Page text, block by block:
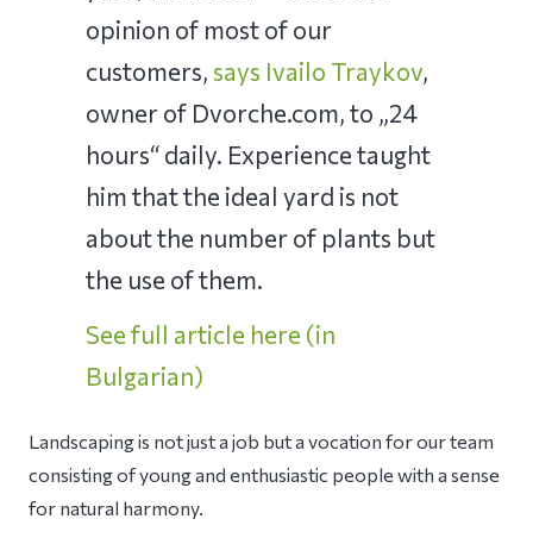
opinion of most of our
customers, says Ivailo Traykov,
owner of Dvorche.com, to „24
hours“ daily. Experience taught
him that the ideal yard is not
about the number of plants but
the use of them.
See full article here (in
Bulgarian)
Landscaping is not just a job but a vocation for our team
consisting of young and enthusiastic people with a sense
for natural harmony.